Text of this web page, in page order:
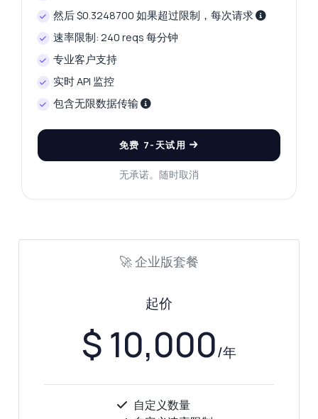
然后 $0.3248700 如果超过限制，每次请求
速率限制: 240 reqs 每分钟
专业客户支持
实时 API 监控
包含无限数据传输
免费 7-天试用
无承诺。随时取消
🚀 企业版套餐
起价
$ 10,000/年
自定义数量
随便问
关于 摩托车VIN解码器 API 的解答